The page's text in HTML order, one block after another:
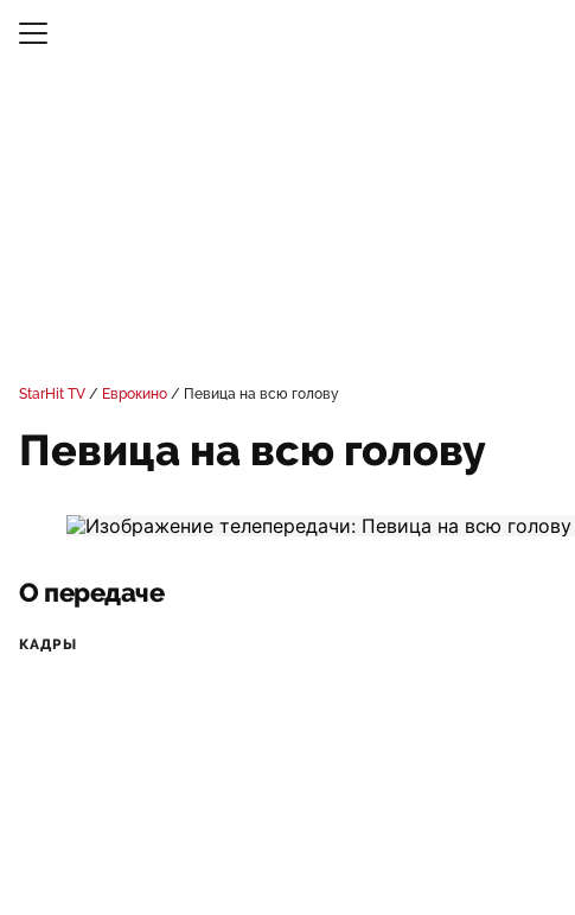
StarHit TV Еврокино Певица на всю голову
Певица на всю голову
О передаче
КАДРЫ